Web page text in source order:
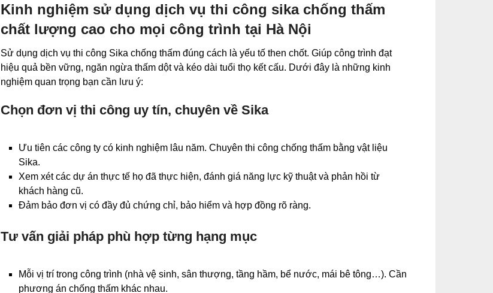
Kinh nghiệm sử dụng dịch vụ thi công sika chống thấm
chất lượng cao cho mọi công trình tại Hà Nội
Sử dụng dịch vụ thi công Sika chống thấm đúng cách là yếu tố then chốt. Giúp công trình đạt
hiệu quả bền vững, ngăn ngừa thấm dột và kéo dài tuổi thọ kết cấu. Dưới đây là những kinh
nghiệm quan trọng bạn cần lưu ý:
Chọn đơn vị thi công uy tín, chuyên về Sika
Ưu tiên các công ty có kinh nghiệm lâu năm. Chuyên thi công chống thấm bằng vật liệu
Sika.
Xem xét các dự án thực tế họ đã thực hiện, đánh giá năng lực kỹ thuật và phản hồi từ
khách hàng cũ.
Đảm bảo đơn vị có đầy đủ chứng chỉ, bảo hiểm và hợp đồng rõ ràng.
Tư vấn giải pháp phù hợp từng hạng mục
Mỗi vị trí trong công trình (nhà vệ sinh, sân thượng, tầng hầm, bể nước, mái bê tông…). Cần
phương án chống thấm khác nhau.